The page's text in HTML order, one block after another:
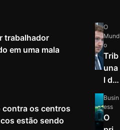
trabalhador
em uma mala
O
Mund
o
Trib
una
l do
Nov
o
Mé
contra os centros
estão sendo
Busin
ess
O